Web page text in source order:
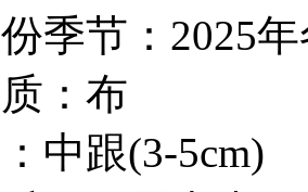
份季节：2025
：布
中跟(3-5cm)